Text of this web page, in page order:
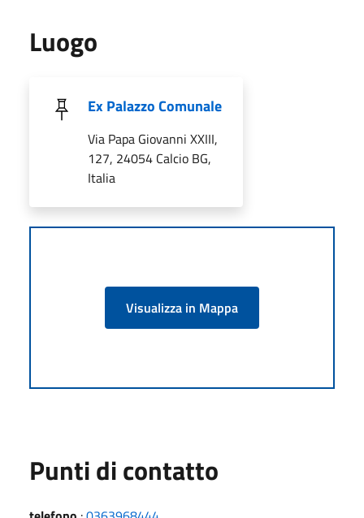
Luogo
Ex Palazzo Comunale
Via Papa Giovanni XXIII,
127, 24054 Calcio BG,
Italia
Visualizza in Mappa
Punti di contatto